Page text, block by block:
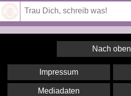
Nach oben
Impressum
Mediadaten